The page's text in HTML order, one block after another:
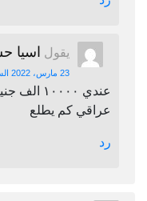
يقول اسيا
23 مارس، 2022 الساعة 11:17 ص
عندي
عراقي كم يطلع
رد